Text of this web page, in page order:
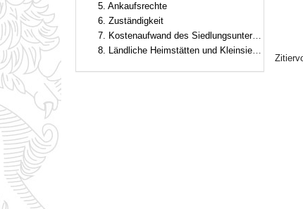
5. Ankaufsrechte
6. Zuständigkeit
7. Kostenaufwand des Siedlungsunternehmens
8. Ländliche Heimstätten und Kleinsiedlerstellen